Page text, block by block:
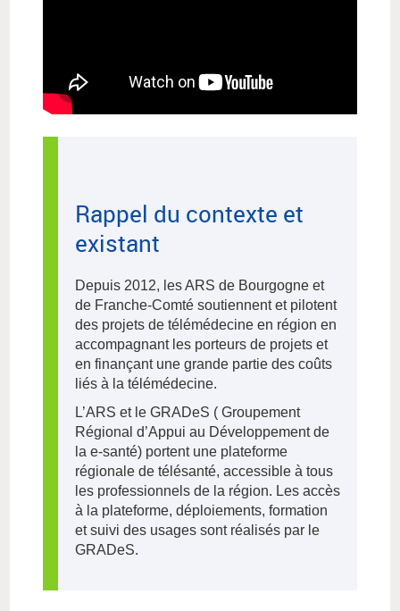
Rappel du contexte et
existant
Depuis 2012, les ARS de Bourgogne et
de Franche-Comté soutiennent et pilotent
des projets de télémédecine en région en
accompagnant les porteurs de projets et
en finançant une grande partie des coûts
liés à la télémédecine.
L’ARS et le GRADeS ( Groupement
Régional d’Appui au Développement de
la e-santé) portent une plateforme
régionale de télésanté, accessible à tous
les professionnels de la région. Les accès
à la plateforme, déploiements, formation
et suivi des usages sont réalisés par le
GRADeS.